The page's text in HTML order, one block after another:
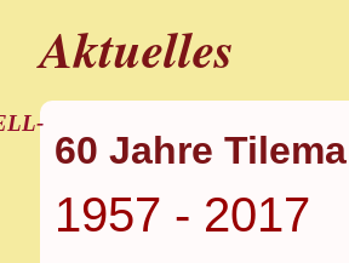
Aktuelles
60 Jahre
1957 - 2017